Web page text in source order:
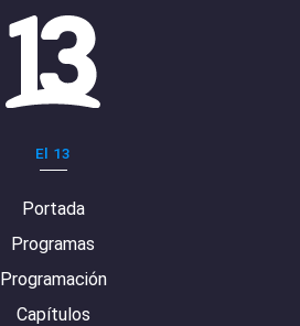
El 13
Portada
Programas
Programación
Capítulos